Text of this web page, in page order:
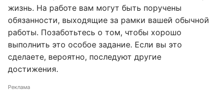
жизнь. На работе вам могут быть поручены
обязанности, выходящие за рамки вашей обычной
работы. Позаботьтесь о том, чтобы хорошо
выполнить это особое задание. Если вы это
сделаете, вероятно, последуют другие
достижения.
Реклама